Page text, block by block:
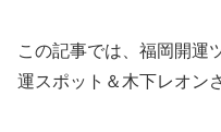
この記事では、福岡開運
運スポット＆木下レオン